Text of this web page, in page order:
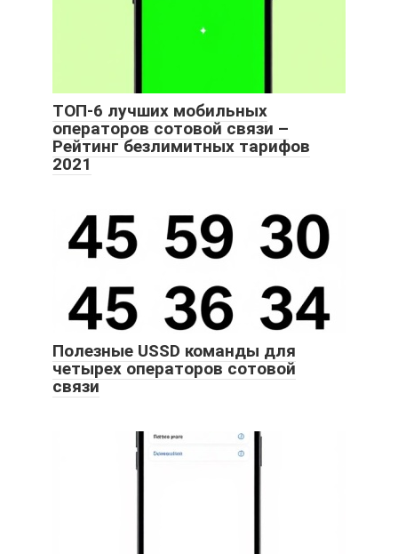
ТОП-6 лучших мобильных
операторов сотовой связи –
Рейтинг безлимитных тарифов
2021
Полезные USSD команды для
четырех операторов сотовой
связи